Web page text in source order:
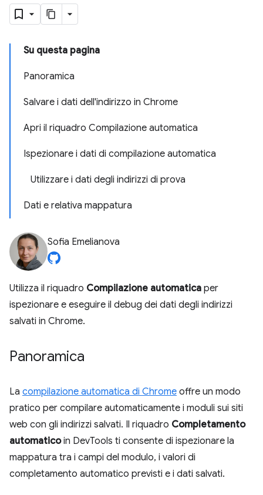
Su questa pagina
Panoramica
Salvare i dati dell'indirizzo in Chrome
Apri il riquadro Compilazione automatica
Ispezionare i dati di compilazione automatica
Utilizzare i dati degli indirizzi di prova
Dati e relativa mappatura
Sofia Emelianova
Utilizza il riquadro Compilazione automatica per
ispezionare e eseguire il debug dei dati degli indirizzi
salvati in Chrome.
Panoramica
La compilazione automatica di Chrome offre un modo
pratico per compilare automaticamente i moduli sui siti
web con gli indirizzi salvati. Il riquadro Completamento
automaticoin DevTools ti consente di ispezionare la
mappatura tra i campi del modulo, i valori di
completamento automatico previsti e i dati salvati.